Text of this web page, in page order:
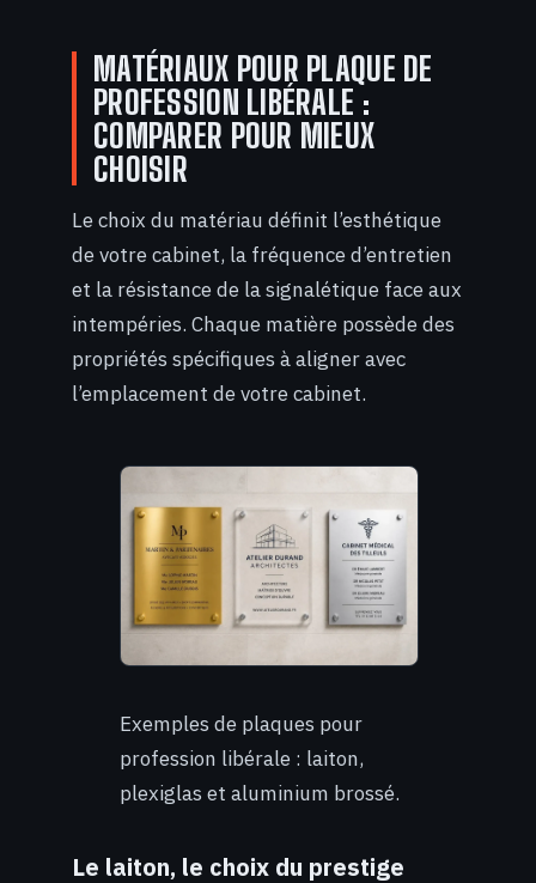
MATÉRIAUX POUR PLAQUE DE
PROFESSION LIBÉRALE :
COMPARER POUR MIEUX
CHOISIR
Le choix du matériau définit l’esthétique
de votre cabinet, la fréquence d’entretien
et la résistance de la signalétique face aux
intempéries. Chaque matière possède des
propriétés spécifiques à aligner avec
l’emplacement de votre cabinet.
Exemples de plaques pour
profession libérale : laiton,
plexiglas et aluminium brossé.
Le laiton, le choix du prestige